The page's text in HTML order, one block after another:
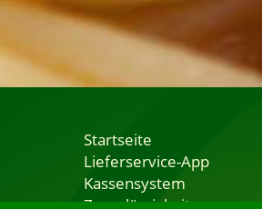
Startseite
Lieferservice-App
Kassensystem
Zuverlässigkeit